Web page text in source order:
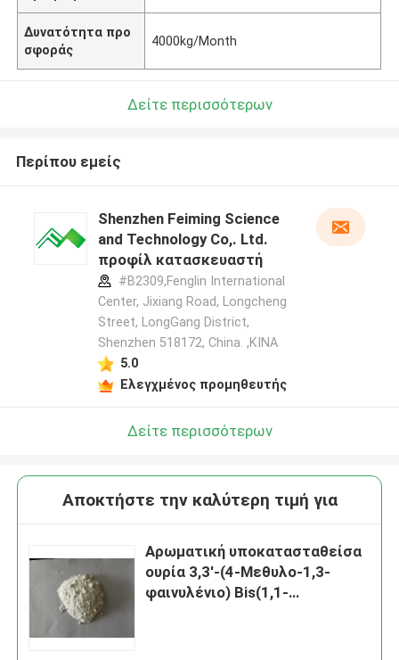
Δυνατότητα προ
σφοράς
4000kg/Month
Δείτε περισσότερων
Περίπου εμείς
Shenzhen Feiming Science
and Technology Co,. Ltd.
προφίλ κατασκευαστή
#B2309,Fenglin International
Center, Jixiang Road, Longcheng
Street, LongGang District,
Shenzhen 518172, China. ,ΚΙΝΑ
5.0
Ελεγχμένος προμηθευτής
Δείτε περισσότερων
Αποκτήστε την καλύτερη τιμή για
Αρωματική υποκατασταθείσα
ουρία 3,3'-(4-Μεθυλο-1,3-
φαινυλένιο) Bis(1,1-